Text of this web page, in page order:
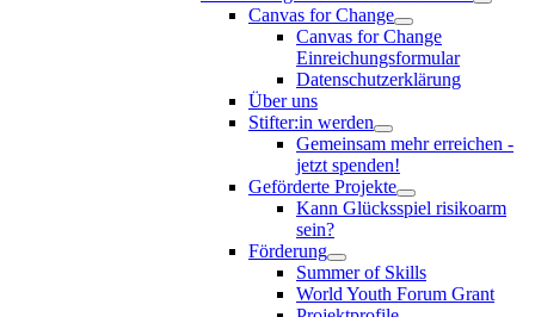
Canvas for Change
Canvas for Change
Einreichungsformular
Datenschutzerklärung
Über uns
Stifter:in werden
Gemeinsam mehr erreichen -
jetzt spenden!
Geförderte Projekte
Kann Glücksspiel risikoarm
sein?
Förderung
Summer of Skills
World Youth Forum Grant